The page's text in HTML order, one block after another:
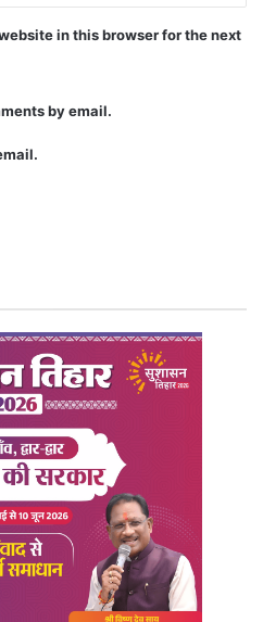
in this browser for the next
by email.